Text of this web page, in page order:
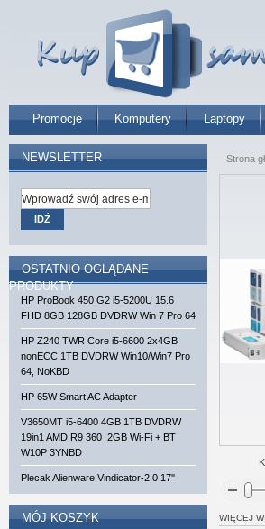
Promocje Komputery Laptopy
Strona
WIĘCEJ
NEWSLETTER
IDŹ
OSTATNIO OGLĄDANE
PRODUKTY
HP ProBook 450 G2 i5-5200U 15.6
FHD 8GB 128GB DVDRW Win 7 Pro 64
HP Z240 TWR Core i5-6600 2x4GB
nonECC 1TB DVDRW Win10/Win7 Pro
64, NoKBD
HP 65W Smart AC Adapter
V3650MT i5-6400 4GB 1TB DVDRW
19in1 AMD R9 360_2GB Wi-Fi + BT
W10P 3YNBD
Plecak Alienware Vindicator-2.0 17''
MÓJ KOSZYK